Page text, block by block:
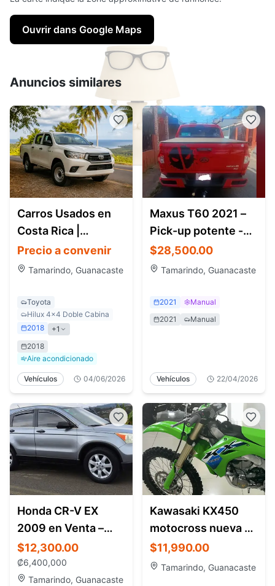
Ouvrir dans Google Maps
Anuncios similares
Carros Usados en
Costa Rica |
Encuentra
Vehículos en Todo
Precio a convenir
Tamarindo, Guanacaste
Toyota
Hilux 4x4 Doble Cabina
2018
+1
2018
Aire acondicionado
Vehículos 04/06/2026
Maxus T60 2021 –
Pick-up potente -
Tamarindo
$28,500.00
Tamarindo, Guanacaste
2021
Manual
2021
Manual
Vehículos 22/04/2026
Honda CR-V EX
2009 en Venta –
Automático, Full
Extras - Tamarindo
$12,300.00
₡6,400,000
Tamarindo, Guanacaste
Kawasaki KX450
motocross nueva en
venta – Guanacaste
Costa Rica
$11,990.00
Tamarindo, Guanacaste